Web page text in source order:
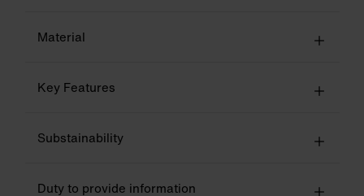
Material
Key Features
Substainability
Duty to provide information